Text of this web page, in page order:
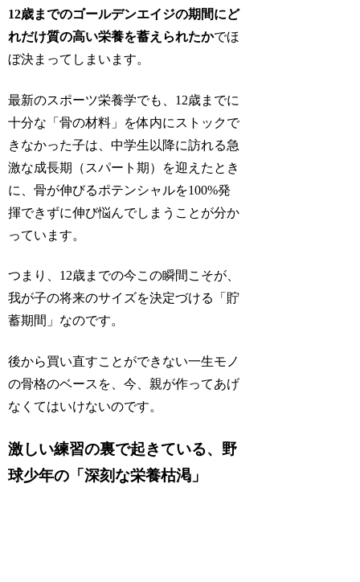
12歳までのゴールデンエイジの期間にど
れだけ質の高い栄養を蓄えられたかでほ
ぼ決まってしまいます。
最新のスポーツ栄養学でも、12歳までに
十分な「骨の材料」を体内にストックで
きなかった子は、中学生以降に訪れる急
激な成長期（スパート期）を迎えたとき
に、骨が伸びるポテンシャルを100%発
揮できずに伸び悩んでしまうことが分か
っています。
つまり、12歳までの今この瞬間こそが、
我が子の将来のサイズを決定づける「貯
蓄期間」なのです。
後から買い直すことができない一生モノ
の骨格のベースを、今、親が作ってあげ
なくてはいけないのです。
激しい練習の裏で起きている、野
球少年の「深刻な栄養枯渇」